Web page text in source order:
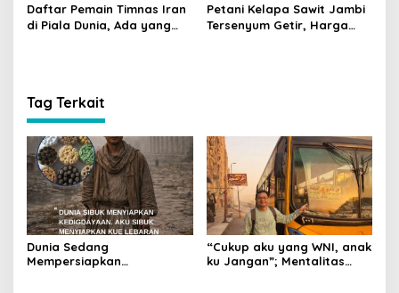
Daftar Pemain Timnas Iran
di Piala Dunia, Ada yang
Petani Kelapa Sawit Jambi
Tersenyum Getir, Harga
Tag Terkait
Dunia Sedang
Mempersiapkan
“Cukup aku yang WNI, anak
ku Jangan”; Mentalitas